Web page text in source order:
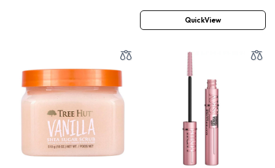
imperfections. Contient de l’acide
kojique et de la niacinamide. Testé
QuickView